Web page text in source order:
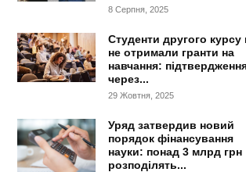
8 Серпня, 2025
Студенти другого курсу
не отримали гранти на
навчання:
через...
29 Жовтня, 2025
Уряд затвердив новий
порядок фінансування
науки: понад 3 млрд грн
розподілять...